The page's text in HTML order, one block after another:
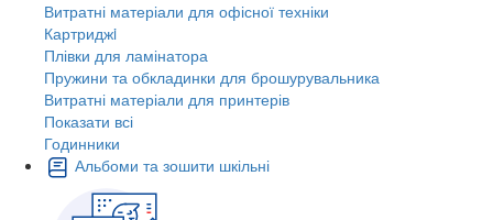
Витратні матеріали для офісної техніки
Картриджi
Плівки для ламінатора
Пружини та обкладинки для брошурувальника
Витратні матеріали для принтерів
Показати всі
Годинники
Альбоми та зошити шкільні